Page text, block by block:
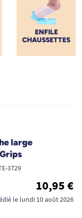
en toute
aidant.
ENFILE
CHAUSSETTES
large
3729
10,95 €
le lundi 10 août 2026